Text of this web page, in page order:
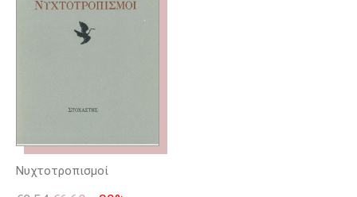
Νυχτοτροπισμοί